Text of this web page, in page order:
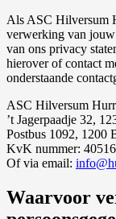
Als ASC Hilversum
verwerking van jouw
van ons privacy
hierover of contact
onderstaande
ASC Hilversum
’t Jagerpaadje 32,
Postbus 1092,
KvK nummer:
Of via email:
Waarvoor